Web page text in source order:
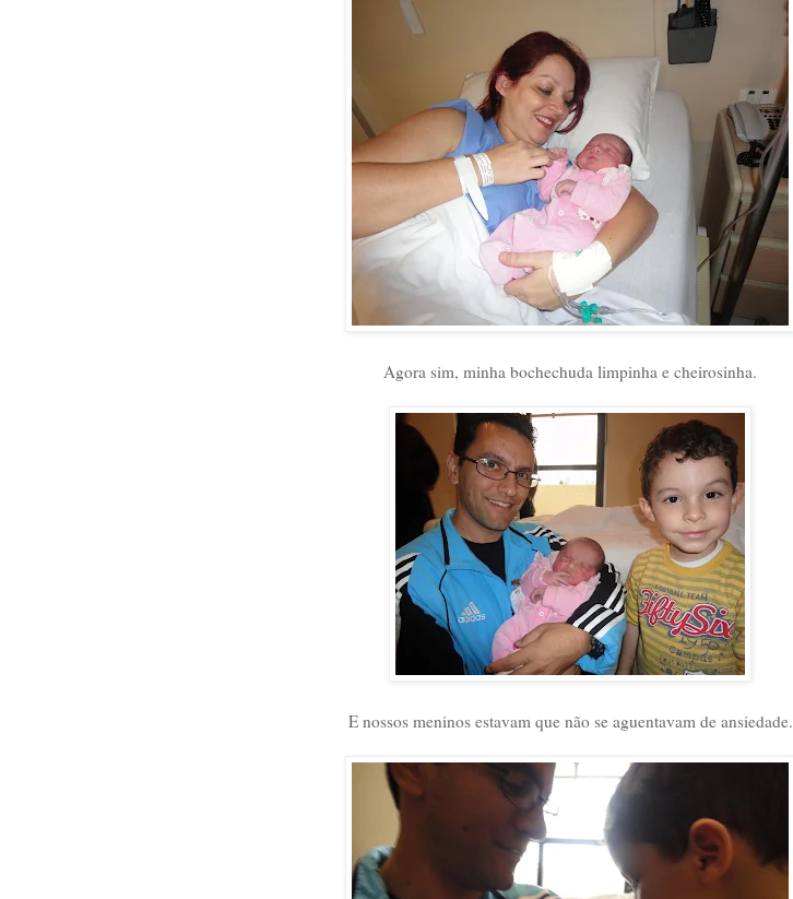
Agora sim, minha bochechuda limpinha e cheirosinha.
E nossos meninos estavam que não se aguentavam de ansiedade.